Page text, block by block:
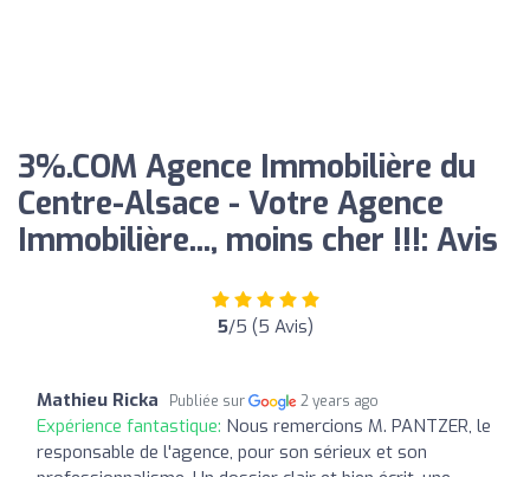
3%.COM Agence Immobilière du
Centre-Alsace - Votre Agence
Immobilière..., moins cher !!!: Avis
5/5 (5 Avis)
Mathieu Ricka Publiée sur 2 years ago
Expérience fantastique: Nous remercions M. PANTZER, le
responsable de l'agence, pour son sérieux et son